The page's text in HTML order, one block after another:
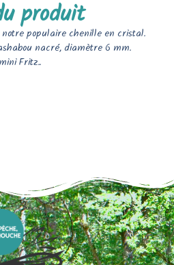
produit
notre populaire chenille en cristal.
nacré, diamètre 6 mm.
Fritz..